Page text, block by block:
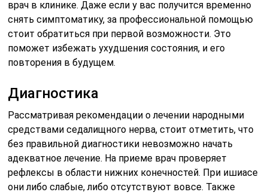
врач в клинике. Даже если у вас получится временно
снять симптоматику, за профессиональной помощью
стоит обратиться при первой возможности. Это
поможет избежать ухудшения состояния, и его
повторения в будущем.
Диагностика
Рассматривая рекомендации о лечении народными
средствами седалищного нерва, стоит отметить, что
без правильной диагностики невозможно начать
адекватное лечение. На приеме врач проверяет
рефлексы в области нижних конечностей. При ишиасе
они либо слабые, либо отсутствуют вовсе. Также